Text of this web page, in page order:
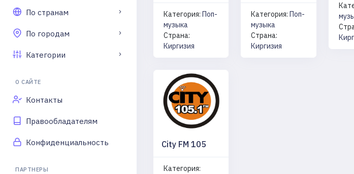
По странам
По городам
Категории
О САЙТЕ
Контакты
Правообладателям
Конфиденциальность
ПАРТНЕРЫ
Категория: Поп-
музыка
Страна:
Киргизия
Категория:Поп-
музыка
Страна:
Киргизия
City FM 105
Категория: